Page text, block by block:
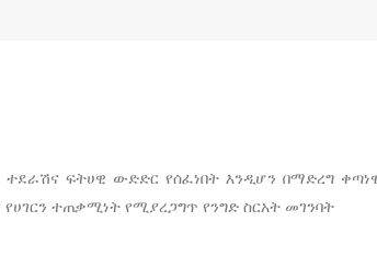
ተደራሽና ፍትሀዊ ውድድር የሰፈነበት እንዲሆን በማድረግ
ተጠቃሚነት የሚያረጋግጥ የንግድ ስርአት መገንባት